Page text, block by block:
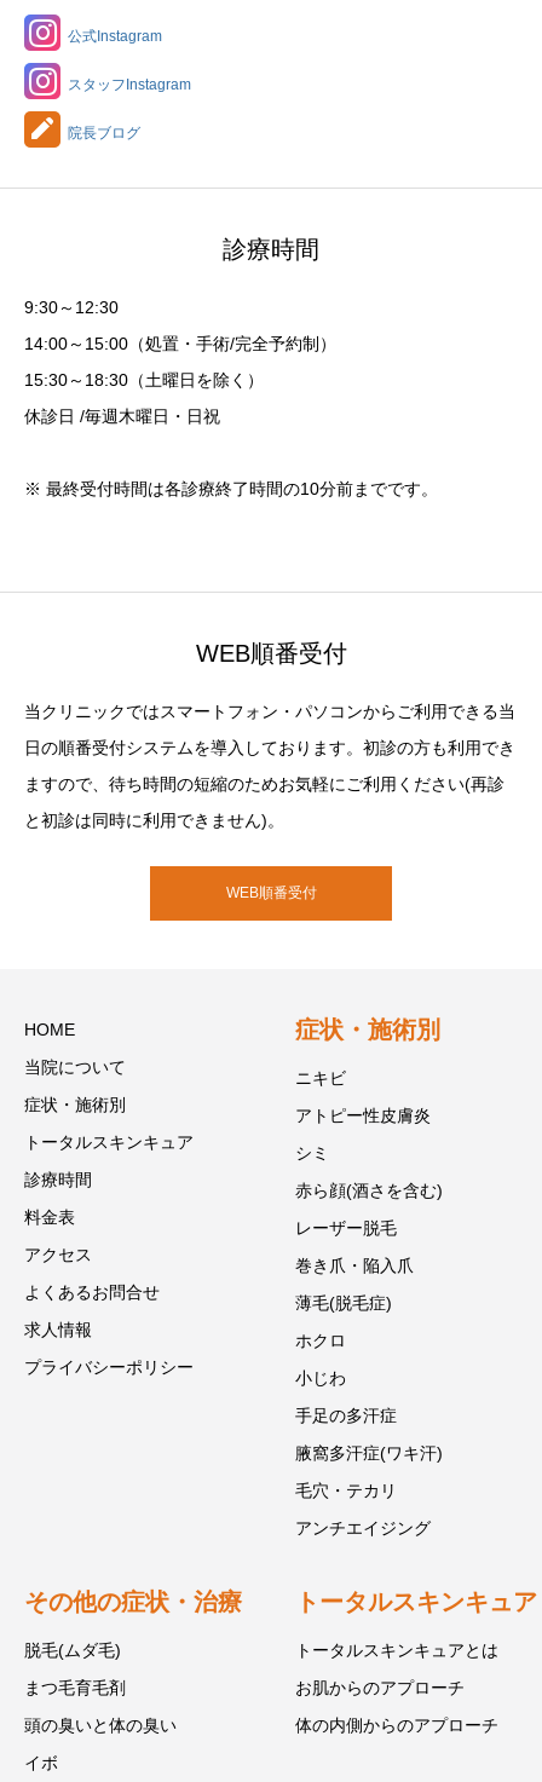
公式Instagram
スタッフInstagram
院長ブログ
診療時間
9:30～12:30
14:00～15:00（処置・手術/完全予約制）
15:30～18:30（土曜日を除く）
休診日 /毎週木曜日・日祝
※ 最終受付時間は各診療終了時間の10分前までです。
WEB順番受付
当クリニックではスマートフォン・パソコンからご利用できる当
日の順番受付システムを導入しております。初診の方も利用でき
ますので、待ち時間の短縮のためお気軽にご利用ください(再診
と初診は同時に利用できません)。
WEB順番受付
HOME
当院について
症状・施術別
トータルスキンキュア
診療時間
料金表
アクセス
よくあるお問合せ
求人情報
プライバシーポリシー
症状・施術別
ニキビ
アトピー性皮膚炎
シミ
赤ら顔(酒さを含む)
レーザー脱毛
巻き爪・陥入爪
薄毛(脱毛症)
ホクロ
小じわ
手足の多汗症
腋窩多汗症(ワキ汗)
毛穴・テカリ
アンチエイジング
その他の症状・治療
脱毛(ムダ毛)
まつ毛育毛剤
頭の臭いと体の臭い
イボ
トータルスキンキュア
トータルスキンキュアとは
お肌からのアプローチ
体の内側からのアプローチ